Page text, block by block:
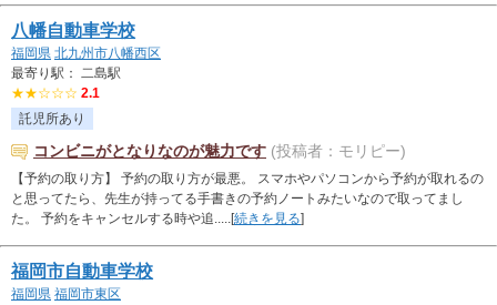
八幡自動車学校
福岡県 北九州市八幡西区
最寄り駅： 二島駅
★★☆☆☆ 2.1
託児所あり
コンビニがとなりなのが魅力です (投稿者：モリピー)
【予約の取り方】 予約の取り方が最悪。 スマホやパソコンから予約が取れるの
と思ってたら、先生が持ってる手書きの予約ノートみたいなので取ってまし
た。 予約をキャンセルする時や追.....[続きを見る]
福岡市自動車学校
福岡県 福岡市東区